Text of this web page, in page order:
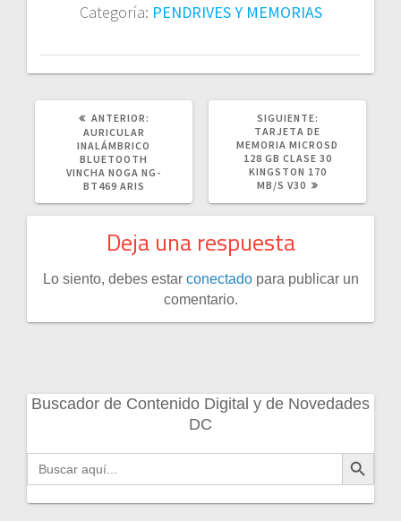
Categoría: PENDRIVES Y MEMORIAS
ANTERIOR:
AURICULAR
INALÁMBRICO
BLUETOOTH
VINCHA NOGA NG-
BT469 ARIS
SIGUIENTE:
POST:
TARJETA DE
MEMORIA MICROSD
128 GB CLASE 30
KINGSTON 170
MB/S V30
Deja una respuesta
Lo siento, debes estar conectadopara publicar un
comentario.
Buscador de Contenido Digital y de Novedades
DC
Buscar: Botón de búsqueda